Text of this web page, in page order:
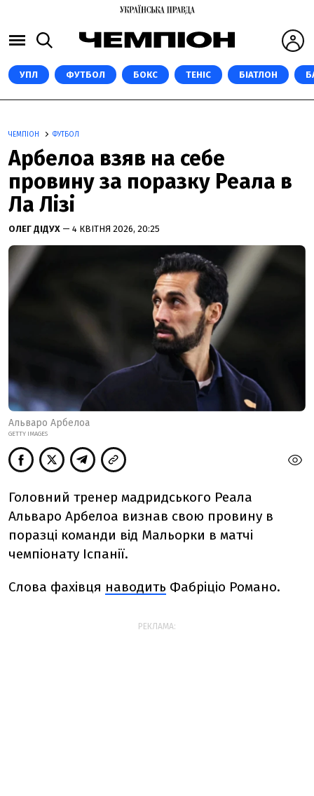
УПЛ ФУТБОЛ БОКС ТЕНІС БІАТЛОН
ЧЕМПІОН ФУТБОЛ
Арбелоа взяв на себе
провину за поразку Реала в
Ла Лізі
ОЛЕГ ДІДУХ — 4 КВІТНЯ 2026, 20:25
Альваро Арбелоа
GETTY IMAGES
Головний тренер мадридського Реала
Альваро Арбелоа визнав свою провину в
поразці команди від Мальорки в матчі
чемпіонату Іспанії.
Слова фахівця наводить Фабріціо Романо.
РЕКЛАМА: